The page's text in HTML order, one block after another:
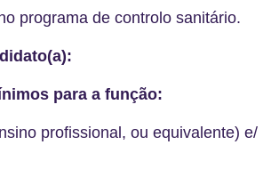
programa de controlo sanitário.
para a função:
profissional, ou equivalente) e/